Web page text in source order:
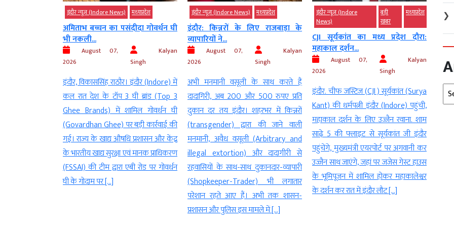
इंदौर न्यूज़ (Indore News) मध्‍यप्रदेश
इंदौर: किन्नरों के लिए राजबाड़ा के
व्यापारियों ने...
August 07,
2026
Kalyan
Singh
अभी मनमानी वसूली के साथ करते हैं
दादागिरी, अब 200 और 500 रुपए प्रति
दुकान दर तय इंदौर। शहरभर में किन्नरों
(transgender) द्वारा की जाने वाली
मनमानी, अवैध वसूली (Arbitrary and
illegal extortion) और दादागीरी से
रहवासियों के साथ-साथ दुकानदार-व्यापारी
(Shopkeeper-Trader) भी लगातार
इंदौर न्यूज़ (Indore
News)
बड़ी
खबर
CJI सूर्यकांत का मध्य प्रदेश दौरा:
महाकाल दर्शन...
इंदौर. चीफ जस्टिज (CJI ) सूर्यकांत (Surya
Kant) की धर्मपत्नी इंदौर (Indore) पहुंची,
महाकाल दर्शन के लिए उज्जैन रवाना. शाम
साढ़े 5 की फ्लाइट से सूर्यकांत जी इंदौर
पहुंचेंगे, मुख्यमंत्री एयरपोर्ट पर अगवानी कर
उज्जैन साथ जाएंगे, जहां पर जजेस गेस्ट हाउस
के भूमिपूजन में शामिल होकर महाकालेश्वर
के दर्शन कर रात में इंदौर लौट […]
इंदौर न्यूज़ (Indore News) देश मध्‍यप्रदेश
मौत से पहले पिता को भेजे WhatsApp
मैसेज...
August 07, 2026
इंदौर। मध्य प्रदेश हाईकोर्ट (Madhya
Pradesh High Court) की इंदौर खंडपीठ
ने आत्महत्या से जुड़े एक मामले में महत्वपूर्ण
टिप्पणी करते हुए मृतक द्वारा मौत से पहले
अपने पिता को भेजे गए व्हाट्सऐप
(WhatsApp) संदेशों को प्रथम दृष्टया ‘डाइंग
डिक्लेरेशन’ (Dying declaration) के रूप
में स्वीकार किया है। अदालत ने इन्हीं
इलेक्ट्रॉनिक साक्ष्यों और अन्य […]
2026
❯